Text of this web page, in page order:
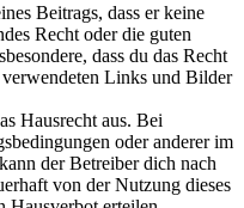
Beitrags, dass er keine
Recht oder die guten
dass du das Recht
Links und Bilder
Hausrecht aus. Bei
oder anderer im
der Betreiber dich nach
von der Nutzung dieses